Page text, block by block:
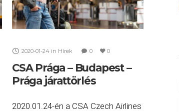
2020-01-24 in Hírek 0 0
CSA Prága – Budapest –
Prága járattörlés
2020.01.24-én a CSA Czech Airlines